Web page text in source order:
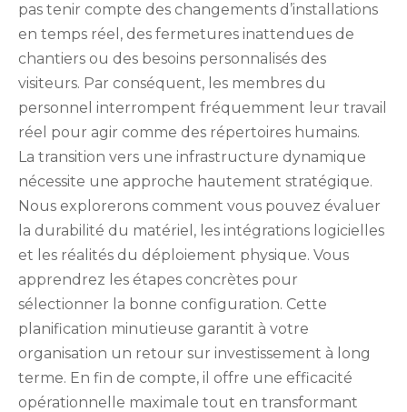
pas tenir compte des changements d’installations
en temps réel, des fermetures inattendues de
chantiers ou des besoins personnalisés des
visiteurs. Par conséquent, les membres du
personnel interrompent fréquemment leur travail
réel pour agir comme des répertoires humains.
La transition vers une infrastructure dynamique
nécessite une approche hautement stratégique.
Nous explorerons comment vous pouvez évaluer
la durabilité du matériel, les intégrations logicielles
et les réalités du déploiement physique. Vous
apprendrez les étapes concrètes pour
sélectionner la bonne configuration. Cette
planification minutieuse garantit à votre
organisation un retour sur investissement à long
terme. En fin de compte, il offre une efficacité
opérationnelle maximale tout en transformant